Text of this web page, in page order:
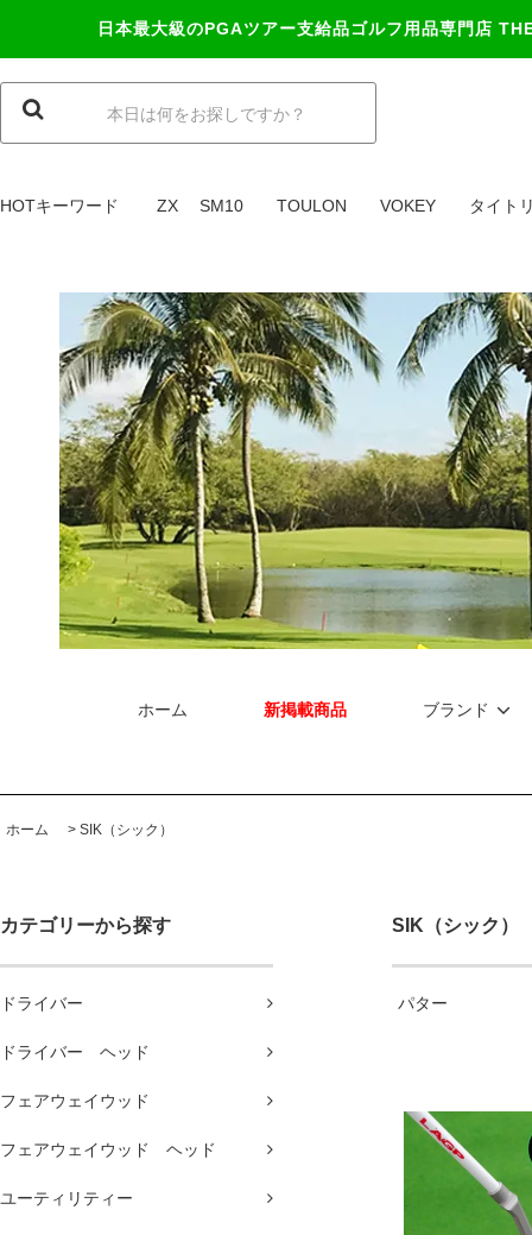
日本最大級のPGAツアー支給品ゴルフ用品専門店
HOTキーワード ZX SM10 TOULON VOKEY タイト
ホーム 新掲載商品 ブランド
ホーム > SIK（シック）
カテゴリーから探す
ドライバー
ドライバー ヘッド
フェアウェイウッド
フェアウェイウッド ヘッド
ユーティリティー
SIK（シック）
パター